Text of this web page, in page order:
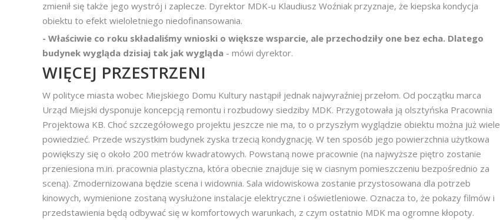
zmienił się także jego wystrój i zaplecze. Dyrektor MDK-u Klaudiusz Woźniak przyznaje, że kiepska kondycja
obiektu to efekt wieloletniego niedofinansowania.
- Właściwie co roku składaliśmy wnioski o większe wsparcie, ale przechodziły one bez echa. Dlatego
budynek wygląda dzisiaj tak jak wygląda - mówi dyrektor.
WIĘCEJ PRZESTRZENI
W polityce miasta wobec Miejskiego Domu Kultury nastąpił jednak najwyraźniej przełom. Od początku marca
Urząd Miejski dysponuje koncepcją remontu i rozbudowy siedziby MDK. Przygotowała ją olsztyńska Pracownia
Projektowa KB. Choć szczegółowego projektu jeszcze nie ma, to o przyszłym wyglądzie obiektu można już wiele
powiedzieć. Przede wszystkim budynek zyska trzecią kondygnację. W ten sposób jego powierzchnia użytkowa
powiększy się o około 200 metrów kwadratowych. Powstaną nowe pracownie (na najwyższe piętro zostanie
przeniesiona m.in. pracownia plastyczna, która obecnie znajduje się w ciasnym pomieszczeniu bezpośrednio za
sceną). Zmodernizowana będzie scena i widownia. Sala widowiskowa zostanie przystosowana dla potrzeb
kinowych, wymienione zostaną wysłużone instalacje elektryczne i oświetleniowe. Oznacza to, że pokazy filmów i
przedstawienia będą odbywać się w komfortowych warunkach, z czym ostatnio MDK ma ogromne kłopoty.